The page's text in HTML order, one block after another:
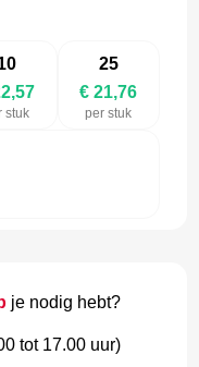
stuk
25
€ 21,76
per stuk
je nodig hebt?
tot 17.00 uur)